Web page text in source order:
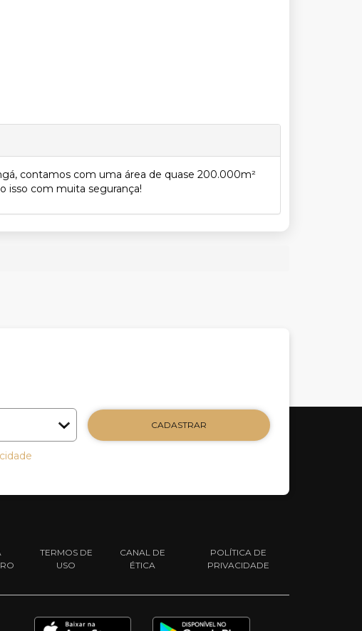
contamos com uma área de quase 200.000m²
isso com muita segurança!
CADASTRAR
TERMOS DE
USO
CANAL DE
ÉTICA
POLÍTICA DE
PRIVACIDADE